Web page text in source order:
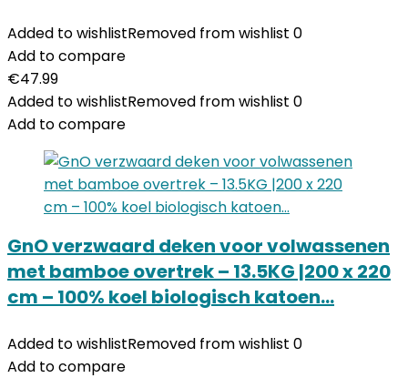
Added to wishlistRemoved from wishlist 0
Add to compare
€47.99
Added to wishlistRemoved from wishlist 0
Add to compare
GnO verzwaard deken voor volwassenen
met bamboe overtrek – 13.5KG |200 x 220
cm – 100% koel biologisch katoen…
Added to wishlistRemoved from wishlist 0
Add to compare